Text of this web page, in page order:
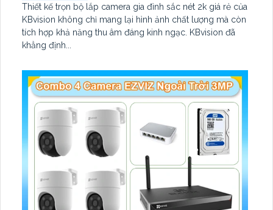
Thiết kế trọn bộ lắp camera gia đình sắc nét 2k giá rẻ của
KBvision không chỉ mang lại hình ảnh chất lượng mà còn
tích hợp khả năng thu âm đáng kinh ngạc. KBvision đã
khẳng định...